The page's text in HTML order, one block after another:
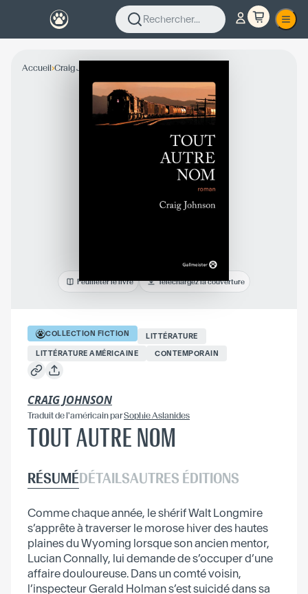
Rechercher...
Accueil›Craig Johnson
Feuilleter le livre Téléchargez la couverture
COLLECTION FICTION
LITTÉRATURE
LITTÉRATURE AMÉRICAINE
CONTEMPORAIN
CRAIG JOHNSON
Traduitde l'américainparSophie Aslanides
TOUT AUTRE NOM
RÉSUMÉDÉTAILSAUTRES ÉDITIONS
Comme chaque année, le shérif Walt Longmire
s’apprête à traverser le morose hiver des hautes
plaines du Wyoming lorsque son ancien mentor,
Lucian Connally, lui demande de s’occuper d’une
affaire douloureuse. Dans un comté voisin,
l’inspecteur Gerald Holman s’est suicidé dans sa